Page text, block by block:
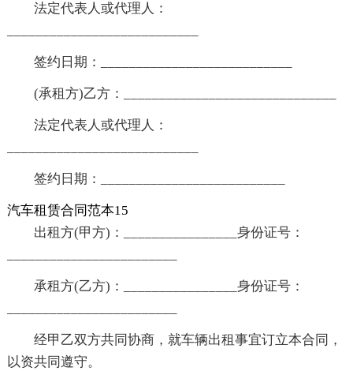
法定代表人或代理人：
签约日期：___________________________
(承租方)乙方：______________________________
法定代表人或代理人：
签约日期：__________________________
汽车租赁合同范本15
出租方(甲方)：________________身份证号：
承租方(乙方)：________________身份证号：
经甲乙双方共同协商，就车辆出租事宜订立本合同，
以资共同遵守。